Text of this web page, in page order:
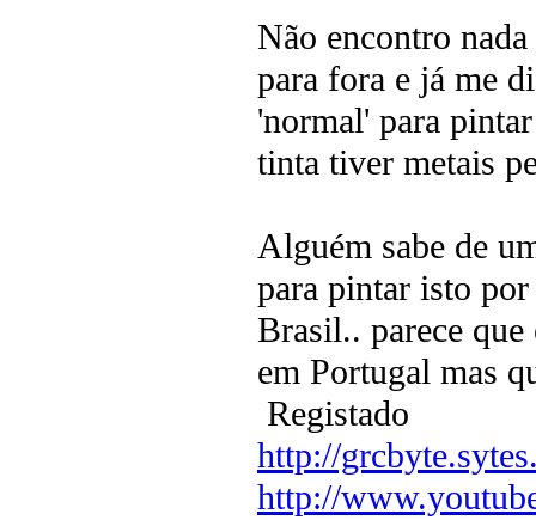
Não encontro
para fora e já me
'normal' para
tinta tiver metais
Alguém sabe de
para pintar isto
Brasil.. parece
em Portugal mas
Registado
http://
http://